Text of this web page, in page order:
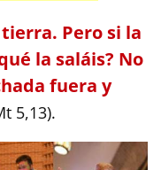
Pero si la
la saláis? No
fuera y
5,13).